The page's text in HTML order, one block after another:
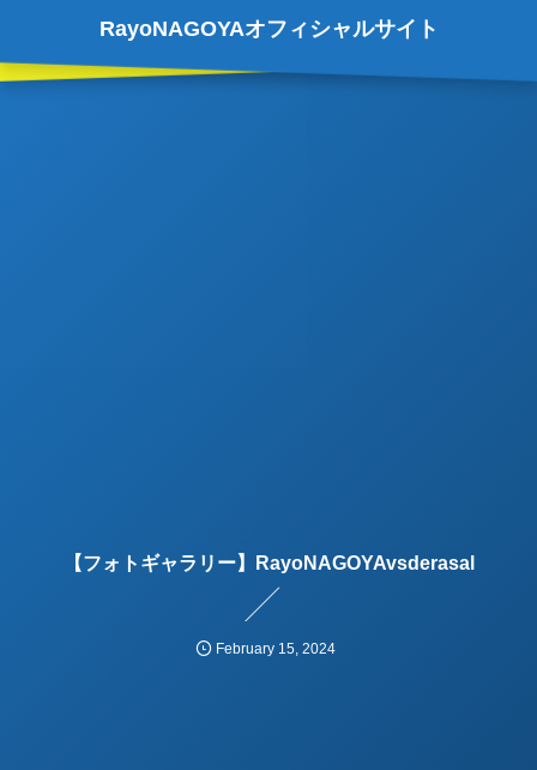
RayoNAGOYAオフィシャルサイト
【フォトギャラリー】RayoNAGOYAvsderasal
February 15 ,2024